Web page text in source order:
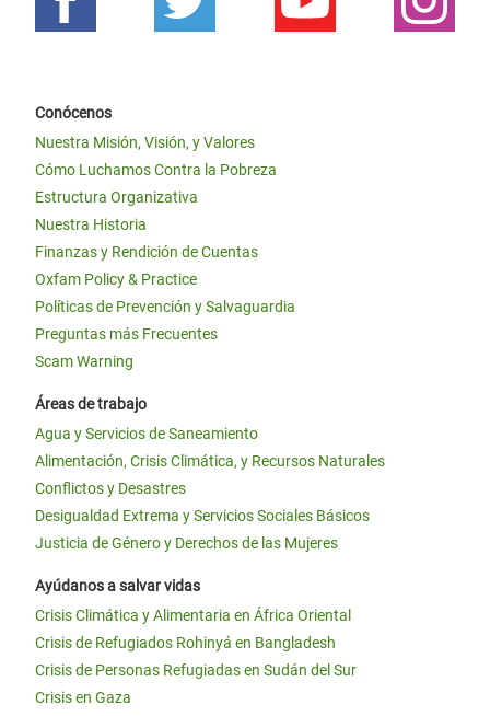
Conócenos
Nuestra Misión, Visión, y Valores
Cómo Luchamos Contra la Pobreza
Estructura Organizativa
Nuestra Historia
Finanzas y Rendición de Cuentas
Oxfam Policy & Practice
Políticas de Prevención y Salvaguardia
Preguntas más Frecuentes
Scam Warning
Áreas de trabajo
Agua y Servicios de Saneamiento
Alimentación, Crisis Climática, y Recursos Naturales
Conflictos y Desastres
Desigualdad Extrema y Servicios Sociales Básicos
Justicia de Género y Derechos de las Mujeres
Ayúdanos a salvar vidas
Crisis Climática y Alimentaria en África Oriental
Crisis de Refugiados Rohinyá en Bangladesh
Crisis de Personas Refugiadas en Sudán del Sur
Crisis en Gaza